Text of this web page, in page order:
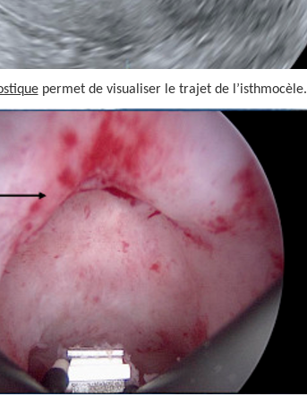
permet de visualiser le trajet de l’isthmocèle.